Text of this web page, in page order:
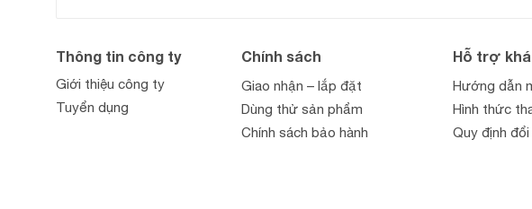
Thông tin công ty
Giới thiệu công ty
Tuyển dụng
Chính sách
Giao nhận – lắp đặt
Dùng thử sản phẩm
Chính sách bảo hành
Hỗ trợ
Hướng dẫn
Hình thức
Quy định